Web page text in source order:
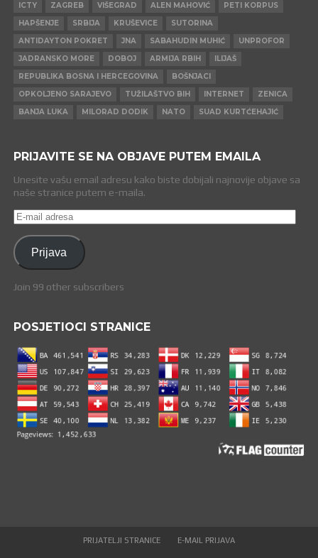
ICTY
ZAGREB VIŠEGRAD ALEN MAHOVIĆ
PETI KORPUS
HAPŠENJE
SRBIJA KRUŠEVICE
SUTORINA
ANTIDAYTON POKRET
JNA SABAHUDIN MUHIĆ
UNPROFOR
JADRANSKO MORE
DOBOJ ARMIJA RBIH
ILIJAŠ
REPUBLIKA BOSNA I HERCEGOVINA
BOŠNJACI
OPKOLJENO SARAJEVO
TUŽILAŠTVO BIH INTERNET
ZENICA
BANJA LUKA
MILORAD DODIK NATO SUAD KURTĆEHAJIĆ
PRIJAVITE SE NA OBJAVE PUTEM EMAILA
Unesite vašu email adresu kako biste dobijali najnovije objave sa
naše stranice putem e-maila.
E-
mail
adresa
Prijava
Join 99 other subscribers
POSJETIOCI STRANICE
PRIJATELJI STRANICE E-MAIL PRIJAVA